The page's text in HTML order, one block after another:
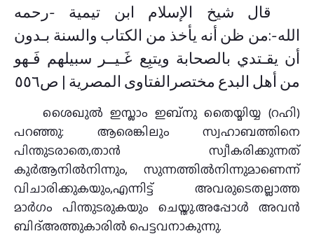
قال شيخ الإسلام ‏ابن تيمية -رحمه
الله-:من ظن أنه يأخذ من الكتاب والسنة بـدون
أن يقـتدي بالصحابة ويتبِع غَـيــر سبيلهم فَـهو
من أهل البدع مختصرالفتاوى المصرية | ص٥٥٦
ശൈഖുൽ ഇസ്ലാം ഇബ്നു തൈയ്മിയ്യ (റഹി)
പറഞ്ഞു: ആരെങ്കിലും സ്വഹാബത്തിനെ
പിന്തുടരാതെ,താന്‍ സ്വീകരിക്കുന്നത്
കുര്‍ആനില്‍നിന്നും, സുന്നത്തില്‍നിന്നുമാണെന്ന്
വിചാരിക്കുകയും,എന്നിട്ട് അവരുടെതല്ലാത്ത
മാര്‍ഗം പിന്തുടരുകയും ചെയ്തു.അപ്പോള്‍ അവന്‍
ബിദ്അത്തുകാരില്‍ പെട്ടവനാകുന്നു.